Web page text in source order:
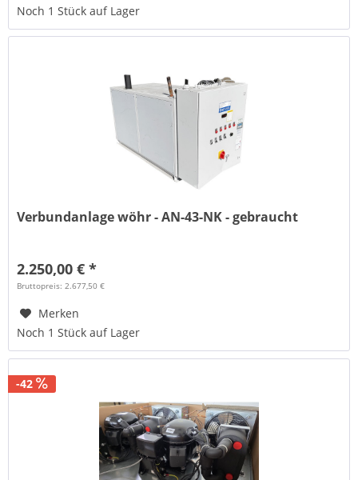
Noch 1 Stück auf Lager
Verbundanlage wöhr - AN-43-NK - gebraucht
2.250,00 € *
Bruttopreis: 2.677,50 €
Merken
Noch 1 Stück auf Lager
-42